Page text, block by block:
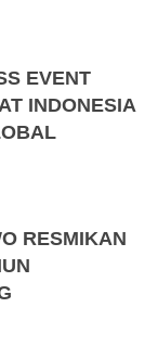
EVENT
INDONESIA
RESMIKAN